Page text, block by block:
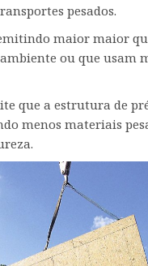
pesados.
maior maior
ou que usam
que a estrutura de
menos materiais